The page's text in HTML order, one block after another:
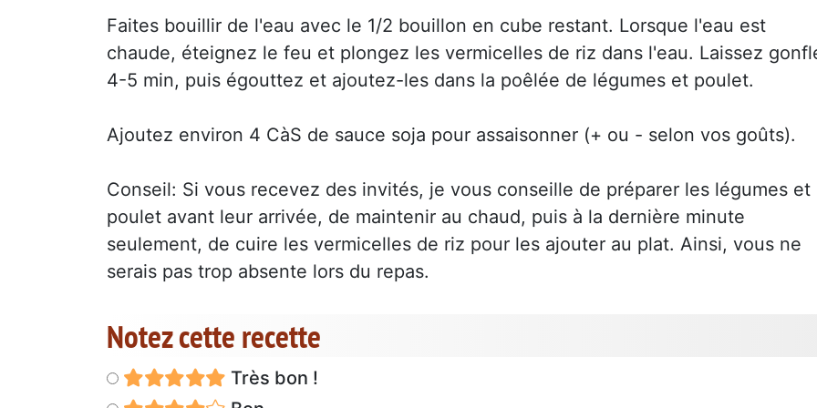
Faites bouillir de l'eau avec le 1/2 bouillon en cube restant. Lorsque l'eau est
chaude, éteignez le feu et plongez les vermicelles de riz dans l'eau. Laissez
4-5 min, puis égouttez et ajoutez-les dans la poêlée de légumes et poulet.
Ajoutez environ 4 CàS de sauce soja pour assaisonner (+ ou - selon vos goûts).
Conseil: Si vous recevez des invités, je vous conseille de préparer les légumes et
poulet avant leur arrivée, de maintenir au chaud, puis à la dernière minute
seulement, de cuire les vermicelles de riz pour les ajouter au plat. Ainsi, vous ne
serais pas trop absente lors du repas.
Notez cette recette
Très bon !